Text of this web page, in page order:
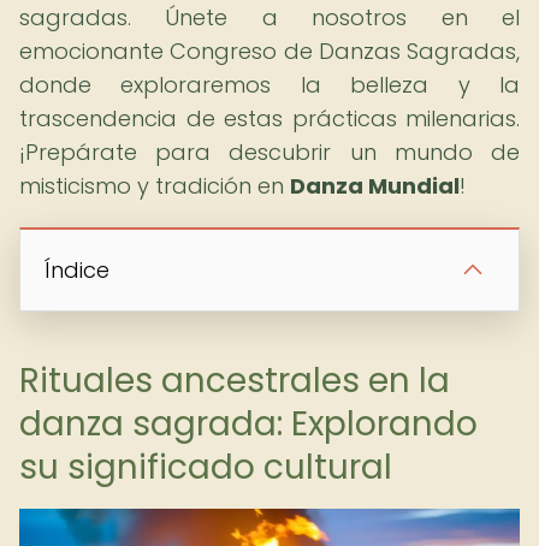
sagradas. Únete a nosotros en el
emocionante Congreso de Danzas Sagradas,
donde exploraremos la belleza y la
trascendencia de estas prácticas milenarias.
¡Prepárate para descubrir un mundo de
misticismo y tradición en Danza Mundial!
Índice
Rituales ancestrales en la
danza sagrada: Explorando
su significado cultural